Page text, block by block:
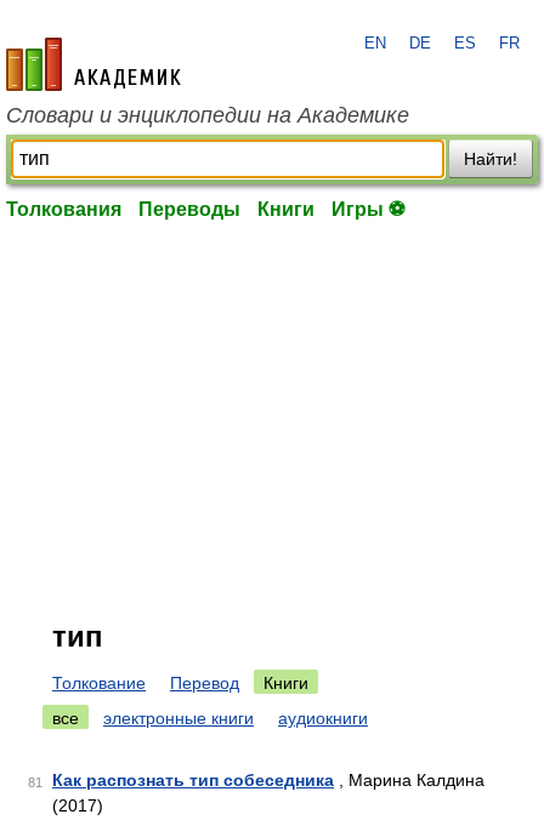
academic.ru
EN DE ES FR
Словари и энциклопедии на Академике
Найти!
Толкования Переводы Книги Игры ⚽
тип
Толкование Перевод
Книги
все
электронные книги аудиокниги
81 Как распознать тип собеседника , Марина Калдина
(2017)